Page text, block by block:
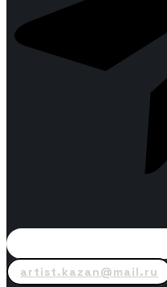
artist.kazan@mail.ru